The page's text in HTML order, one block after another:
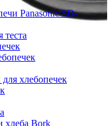
Panasonic SD-
хлебопечек
хлеба Bork